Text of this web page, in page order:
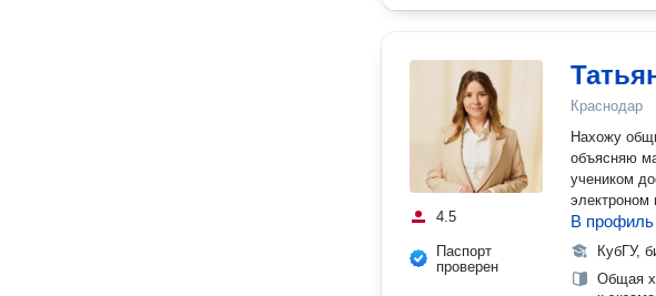
4.5
Паспорт
проверен
Краснодар
Нахожу
объясняю
учеником
электроном
В профиль
КубГУ,
Общая